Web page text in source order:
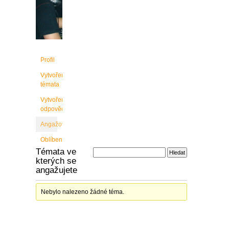
Profil
Vytvořené
témata
Vytvořené
odpovědi
Angažovanost
Oblíbené
Témata ve
kterých se
angažujete
Nebylo nalezeno žádné téma.